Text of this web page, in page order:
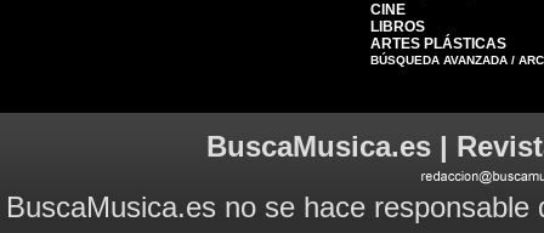
CINE
LIBROS
ARTES PLÁSTICAS
BÚSQUEDA AVANZADA /
BuscaMusica.es |
BuscaMusica.es no se hace